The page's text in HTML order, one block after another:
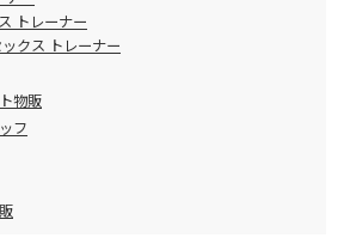
トレーナー
クス トレーナー
物販
フ